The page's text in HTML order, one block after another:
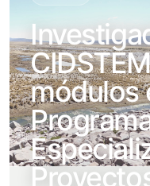
módulos